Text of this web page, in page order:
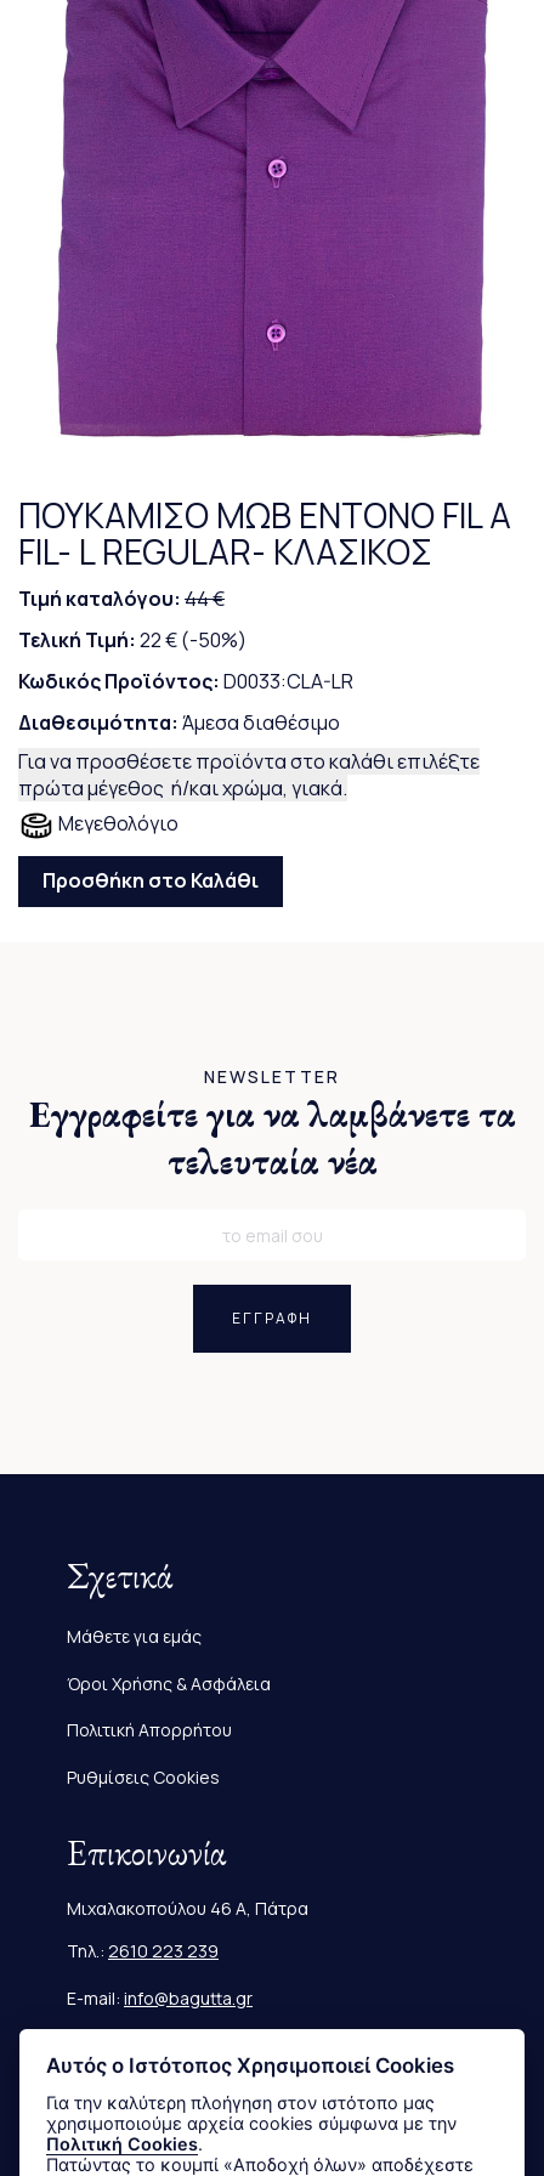
ΠΟΥΚΑΜΙΣΟ ΜΩΒ ΕΝΤΟΝΟ FIL A
FIL- L REGULAR- ΚΛΑΣΙΚΟΣ
Τιμή καταλόγου: 44 €
Τελική Τιμή: 22 €(-50%)
Κωδικός Προϊόντος: D0033:CLA-LR
Διαθεσιμότητα: Άμεσα διαθέσιμο
Για να προσθέσετε προϊόντα στο καλάθι επιλέξτε
πρώτα μέγεθος ή/και χρώμα, γιακά.
Μεγεθολόγιο
Προσθήκη στο Καλάθι
NEWSLETTER
Εγγραφείτε για να λαμβάνετε τα
τελευταία νέα
ΕΓΓΡΑΦΗ
Σχετικά
Μάθετε για εμάς
Όροι Χρήσης & Ασφάλεια
Πολιτική Απορρήτου
Ρυθμίσεις Cookies
Επικοινωνία
Μιχαλακοπούλου 46 Α, Πάτρα
Τηλ.: 2610 223 239
E-mail: info@bagutta.gr
Πληροφορίες
Μεγεθολόγιο
Αυτός ο Ιστότοπος Χρησιμοποιεί Cookies
Για την καλύτερη πλοήγηση στον ιστότοπο μας
χρησιμοποιούμε αρχεία cookies σύμφωνα με την
Πολιτική Cookies.
Πατώντας το κουμπί «Αποδοχή όλων» αποδέχεστε